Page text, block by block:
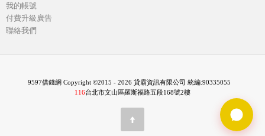
我的帳號
付費升級廣告
聯絡我們
9597借錢網 Copyright ©2015 - 2026 貸霸資訊有限公司 統編:90335055
116台北市文山區羅斯福路五段168號2樓